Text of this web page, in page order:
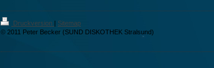
Druckversion | Sitemap
© 2011 Peter Becker (SUND DISKOTHEK Stralsund)